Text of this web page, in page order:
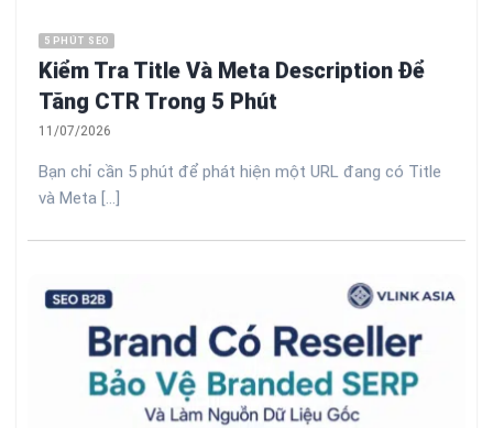
5 PHÚT SEO
Kiểm Tra Title Và Meta Description Để
Tăng CTR Trong 5 Phút
11/07/2026
Bạn chỉ cần 5 phút để phát hiện một URL đang có Title
và Meta [...]